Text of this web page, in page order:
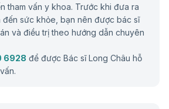
tham vấn y khoa. Trước khi đưa ra
đến sức khỏe, bạn nên được bác sĩ
và điều trị theo hướng dẫn chuyên
6928 để được Bác sĩ Long Châu hỗ